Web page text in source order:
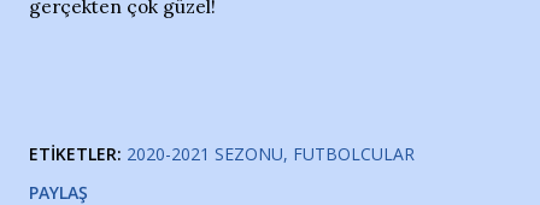
gerçekten çok güzel!
ETIKETLER: 2020-2021 SEZONU FUTBOLCULAR
PAYLAŞ